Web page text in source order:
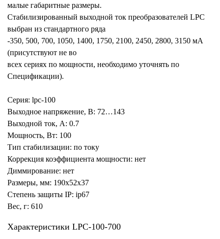
малые габаритные размеры.
Стабилизированный выходной ток преобразователей LPC
выбран из стандартного ряда
-350, 500, 700, 1050, 1400, 1750, 2100, 2450, 2800, 3150 мА
(присутствуют не во
всех сериях по мощности, необходимо уточнять по
Спецификации).
Серия: lpc-100
Выходное напряжение, В: 72…143
Выходной ток, А: 0.7
Мощность, Вт: 100
Тип стабилизации: по току
Коррекция коэффициента мощности: нет
Диммирование: нет
Размеры, мм: 190x52x37
Степень защиты IP: ip67
Вес, г: 610
Характеристики LPC-100-700